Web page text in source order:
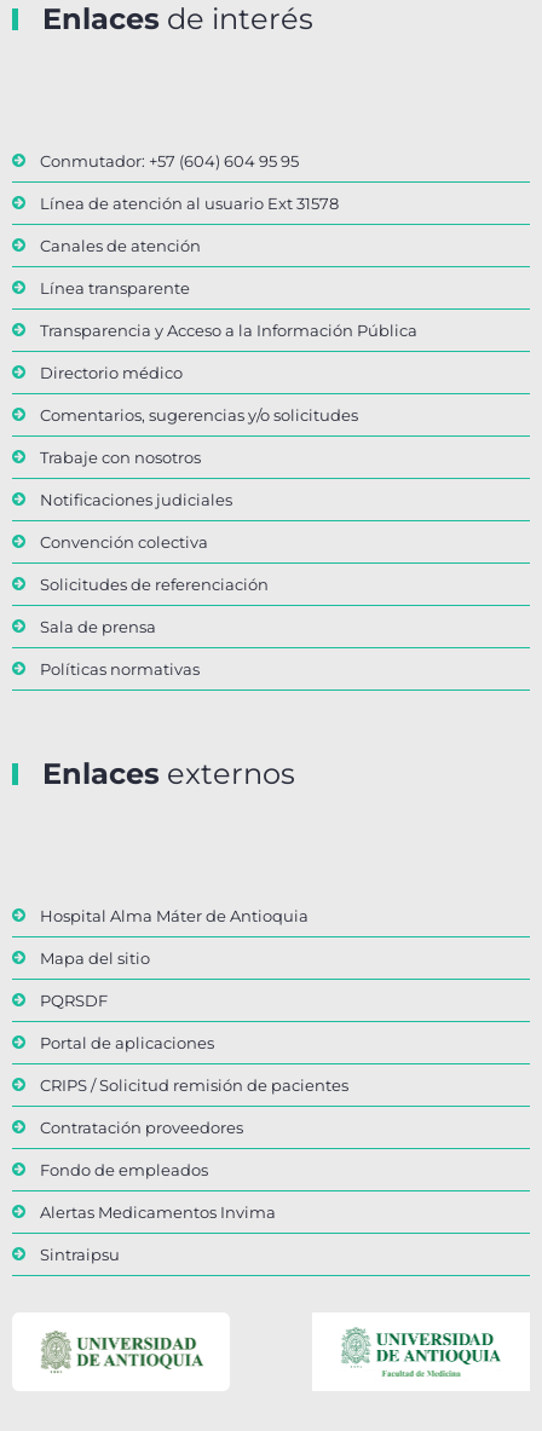
Enlaces de interés
Conmutador: +57 (604) 604 95 95
Línea de atención al usuario Ext 31578
Canales de atención
Línea transparente
Transparencia y Acceso a la Información Pública
Directorio médico
Comentarios, sugerencias y/o solicitudes
Trabaje con nosotros
Notificaciones judiciales
Convención colectiva
Solicitudes de referenciación
Sala de prensa
Políticas normativas
Enlaces externos
Hospital Alma Máter de Antioquia
Mapa del sitio
PQRSDF
Portal de aplicaciones
CRIPS / Solicitud remisión de pacientes
Contratación proveedores
Fondo de empleados
Alertas Medicamentos Invima
Sintraipsu